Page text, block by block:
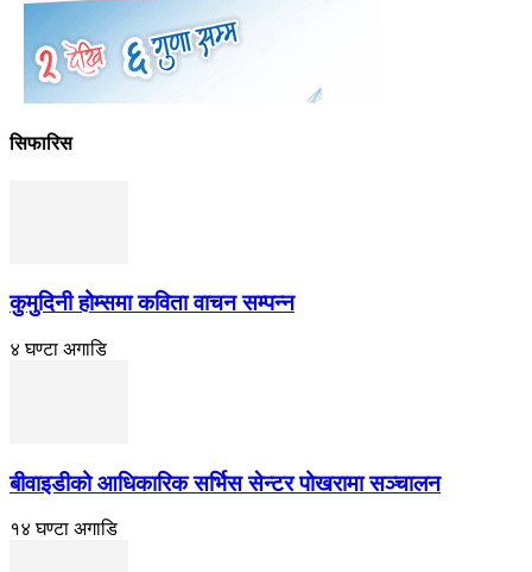
सिफारिस
कुमुदिनी होम्समा कविता वाचन सम्पन्न
४ घण्टा अगाडि
बीवाइडीको आधिकारिक सर्भिस सेन्टर पोखरामा सञ्चालन
१४ घण्टा अगाडि